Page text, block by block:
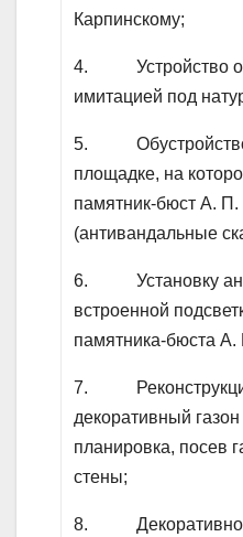
Карпинскому;
4. Устройство
имитацией под
5. Обустройство
площадке, на
памятник-бюст А. П.
(антивандальные
6. Установку
встроенной
памятника-бюста А.
7.
декоративный
планировка, посев
стены;
8.